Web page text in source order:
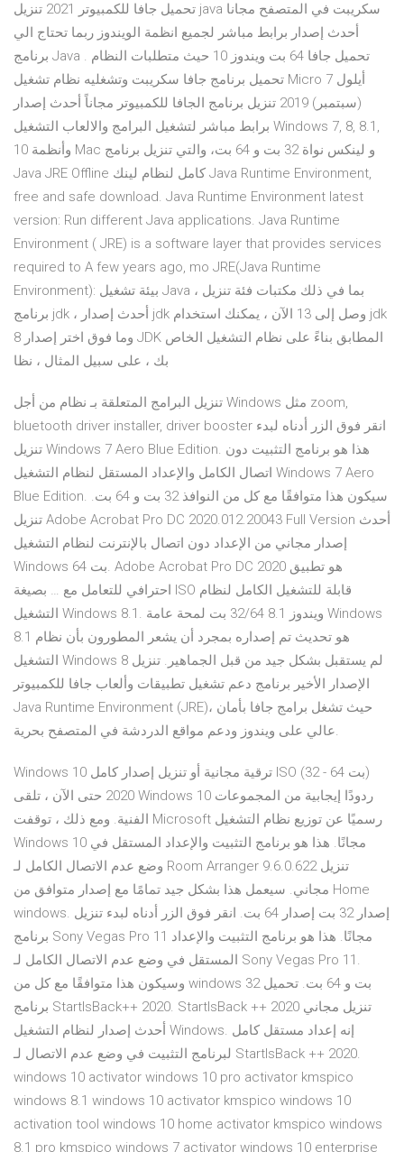
تحميل جافا للكمبيوتر 2021 تنزيل java سكريبت في المتصفح مجانا
أحدث إصدار برابط مباشر لجميع انظمة الويندوز ربما تحتاج الي
برنامج Java . تحميل جافا 64 بت ويندوز 10 حيث متطلبات النظام
تحميل برنامج جافا سكريبت وتشغليه نظام تشغيل Micro 7 أيلول
(سبتمبر) 2019 تنزيل برنامج الجافا للكمبيوتر مجاناً أحدث إصدار
برابط مباشر لتشغيل البرامج والالعاب التشغيل Windows 7, 8, 8.1,
10 وأنظمة Mac و لينكس نواة 32 بت و 64 بت، والتي تنزيل برنامج
Java JRE Offline كامل لنظام لينك Java Runtime Environment,
free and safe download. Java Runtime Environment latest
version: Run different Java applications. Java Runtime
Environment ( JRE) is a software layer that provides services
required to A few years ago, mo JRE(Java Runtime
Environment): بيئة تشغيل Java ، بما في ذلك مكتبات فئة تنزيل
برنامج jdk ، أحدث إصدار jdk وصل إلى 13 الآن ، يمكنك استخدام jdk
8 وما فوق اختر إصدار JDK المطابق بناءً على نظام التشغيل الخاص
بك ، على سبيل المثال ، نظا
تنزيل البرامج المتعلقة بـ نظام من أجل Windows مثل zoom,
bluetooth driver installer, driver booster انقر فوق الزر أدناه لبدء
تنزيل Windows 7 Aero Blue Edition. هذا هو برنامج التثبيت دون
اتصال الكامل والإعداد المستقل لنظام التشغيل Windows 7 Aero
Blue Edition. سيكون هذا متوافقًا مع كل من النوافذ 32 بت و 64 بت.
تنزيل Adobe Acrobat Pro DC 2020.012.20043 Full Version أحدث
إصدار مجاني من الإعداد دون اتصال بالإنترنت لنظام التشغيل
Windows 64 بت. Adobe Acrobat Pro DC 2020 هو تطبيق
احترافي للتعامل مع … بصيغة ISO قابلة للتشغيل الكامل لنظام
التشغيل Windows 8.1. ويندوز 8.1 32/64 بت لمحة عامة Windows
8.1 هو تحديث تم إصداره بمجرد أن يشعر المطورون بأن نظام
التشغيل Windows 8 لم يستقبل بشكل جيد من قبل الجماهير. تنزيل
الإصدار الأخير برنامج دعم تشغيل تطبيقات وألعاب جافا للكمبيوتر
Java Runtime Environment (JRE)، حيث تشغل برامج جافا بأمان
عالي على ويندوز ودعم مواقع الدردشة في المتصفح بحرية.
Windows 10 ترقية مجانية أو تنزيل إصدار كامل ISO (32 - 64 بت)
2020 حتى الآن ، تلقى Windows 10 ردودًا إيجابية من المجموعات
الفنية. ومع ذلك ، توقفت Microsoft رسميًا عن توزيع نظام التشغيل
Windows 10 مجانًا. هذا هو برنامج التثبيت والإعداد المستقل في
وضع عدم الاتصال الكامل لـ Room Arranger 9.6.0.622 تنزيل
مجاني. سيعمل هذا بشكل جيد تمامًا مع إصدار متوافق من Home
windows. إصدار 32 بت إصدار 64 بت. انقر فوق الزر أدناه لبدء تنزيل
برنامج Sony Vegas Pro 11 مجانًا. هذا هو برنامج التثبيت والإعداد
المستقل في وضع عدم الاتصال الكامل لـ Sony Vegas Pro 11.
وسيكون هذا متوافقًا مع كل من windows 32 بت و 64 بت. تحميل
برنامج StartIsBack++ 2020. StartIsBack ++ 2020 تنزيل مجاني
أحدث إصدار لنظام التشغيل Windows. إنه إعداد مستقل كامل
لبرنامج التثبيت في وضع عدم الاتصال لـ StartIsBack ++ 2020.
windows 10 activator windows 10 pro activator kmspico
windows 8.1 windows 10 activator kmspico windows 10
activation tool windows 10 home activator kmspico windows
8.1 pro kmspico windows 7 activator windows 10 enterprise